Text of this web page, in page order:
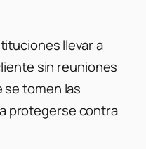
llevar a
sin reuniones
se tomen las
protegerse contra